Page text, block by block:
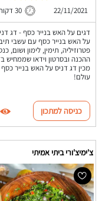
22/11/2021 30 דקות
דגים על האש בנייר כסף - דג
על האש בנייר כסף עם עשבי
פטרוזיליה, תימין, לימון ושום,
ההכנה ובסרטון וידאו שממחיש
מכין דג דניס על האש בנייר
עולם!
כניסה למתכון
צ'ימיצ'ורי ביתי אמיתי